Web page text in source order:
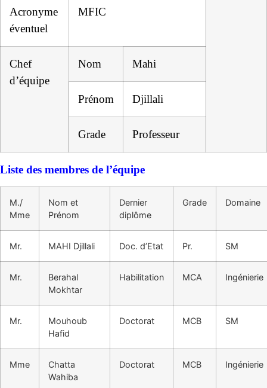
Acronyme
éventuel
MFIC
Chef
d’équipe
Nom Mahi
Prénom Djillali
Grade Professeur
Liste des membres de l’équipe
M./
Mme
Nom et
Prénom
Dernier
diplôme
Grade Domaine
Mr. MAHI Djillali Doc. d’Etat Pr. SM
Mr.
Berahal
Mokhtar
Habilitation MCA Ingénierie
Mr.
Mouhoub
Hafid
Doctorat MCB SM
Mme
Chatta
Wahiba
Doctorat MCB Ingénierie